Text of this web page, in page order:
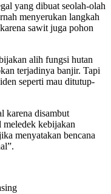
yang dibuat seolah-olah
menyerukan langkah
sawit juga pohon
alih fungsi hutan
terjadinya banjir. Tapi
seperti mau ditutup-
karena disambut
meledek kebijakan
menyatakan bencana